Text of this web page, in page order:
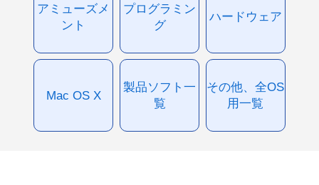
アミューズメ
ント
プログラミン
グ
ハードウェア
Mac OS X
製品ソフト一
覧
その他、全OS
用一覧